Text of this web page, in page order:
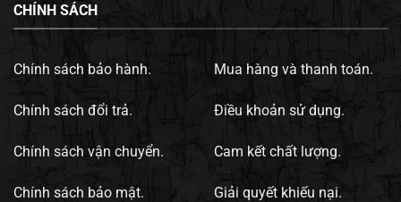
CHÍNH SÁCH
Chính sách bảo hành.
Chính sách đổi trả.
Chính sách vận chuyển.
Chính sách bảo mật.
Mua hàng và thanh toán.
Điều khoản sử dụng.
Cam kết chất lượng.
Giải quyết khiếu nại.